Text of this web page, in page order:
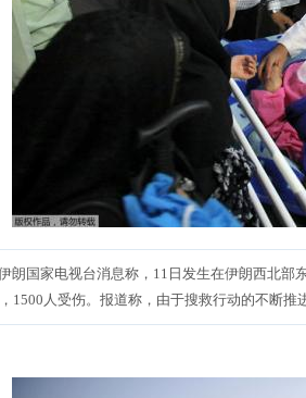
朗国家电视台消息称，11日发生在伊朗西北部
1500人受伤。报道称，由于搜救行动的不断推